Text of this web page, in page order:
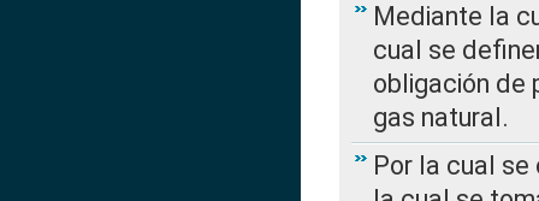
Mediante la
cual se
obligación de
gas natural.
Por la cual se